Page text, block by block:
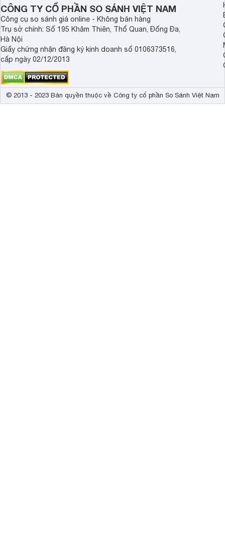
CÔNG TY CỔ PHẦN SO SÁNH VIỆT NAM
Công cụ so sánh giá online - Không bán hàng
Trụ sở chính: Số 195 Khâm Thiên, Thổ Quan, Đống Đa,
Hà Nội
Giấy chứng nhận đăng ký kinh doanh số 0106373516,
cấp ngày 02/12/2013
© 2013 - 2023 Bản quyền thuộc về Công ty cổ phần So Sánh Việt Nam